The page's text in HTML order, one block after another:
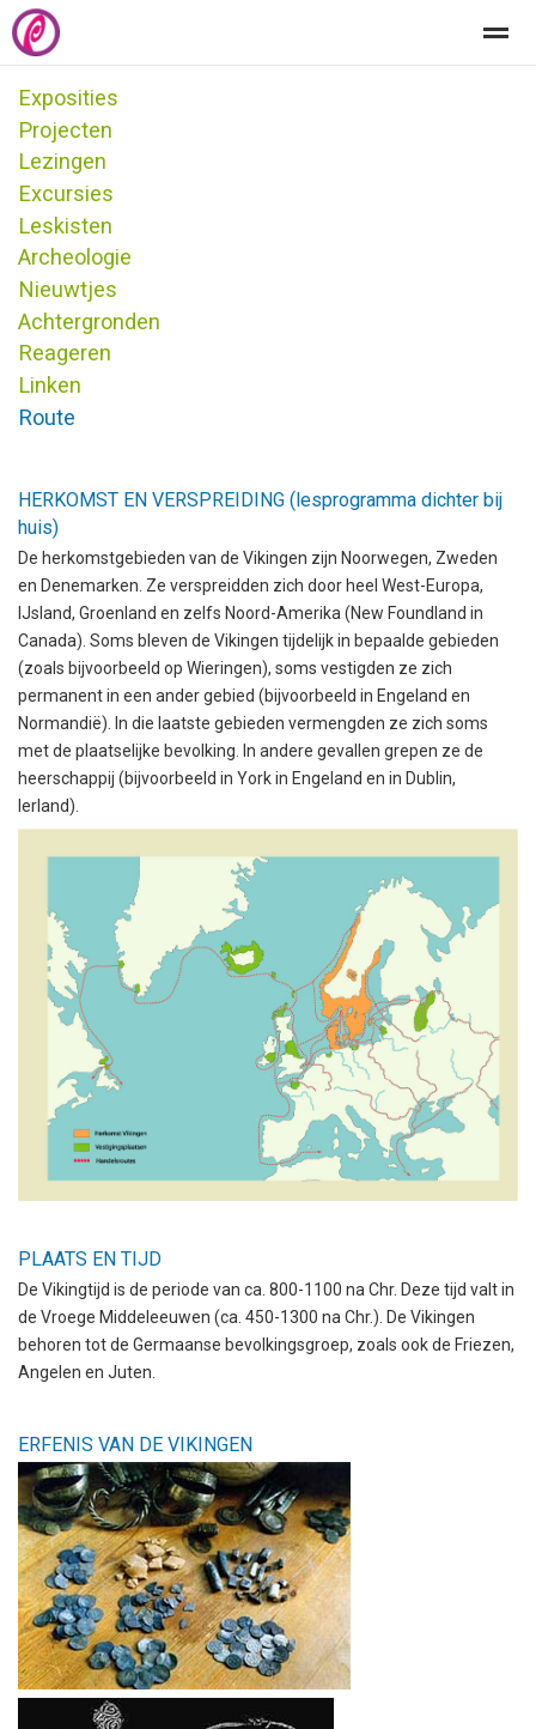
Welkom Het centrum
Home
Exposities
Projecten
Lezingen
Excursies
Leskisten
Archeologie
Nieuwtjes
Achtergronden
Reageren
Linken
Route
HERKOMST EN VERSPREIDING (lesprogramma dichter bij
huis)
De herkomstgebieden van de Vikingen zijn Noorwegen, Zweden
en Denemarken. Ze verspreidden zich door heel West-Europa,
IJsland, Groenland en zelfs Noord-Amerika (New Foundland in
Canada). Soms bleven de Vikingen tijdelijk in bepaalde gebieden
(zoals bijvoorbeeld op Wieringen), soms vestigden ze zich
permanent in een ander gebied (bijvoorbeeld in Engeland en
Normandië). In die laatste gebieden vermengden ze zich soms
met de plaatselijke bevolking. In andere gevallen grepen ze de
heerschappij (bijvoorbeeld in York in Engeland en in Dublin,
Ierland).
PLAATS EN TIJD
De Vikingtijd is de periode van ca. 800-1100 na Chr. Deze tijd valt in
de Vroege Middeleeuwen (ca. 450-1300 na Chr.). De Vikingen
behoren tot de Germaanse bevolkingsgroep, zoals ook de Friezen,
Angelen en Juten.
ERFENIS VAN DE VIKINGEN